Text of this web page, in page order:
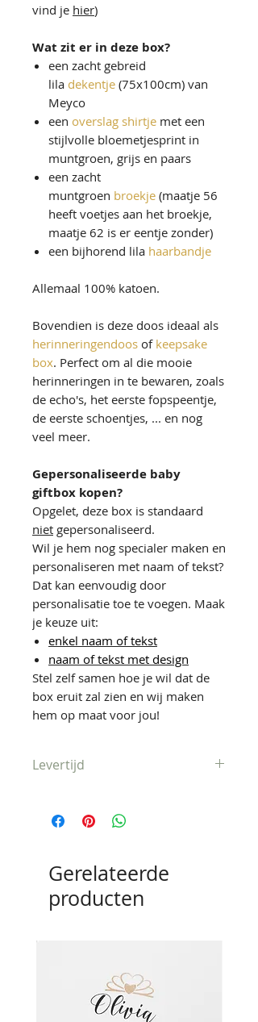
vind je hier)
Wat zit er in deze box?
een zacht gebreid
lila dekentje (75x100cm) van
Meyco
een overslag shirtje met een
stijlvolle bloemetjesprint in
muntgroen, grijs en paars
een zacht
muntgroen broekje (maatje 56
heeft voetjes aan het broekje,
maatje 62 is er eentje zonder)
een bijhorend lila haarbandje
Allemaal 100% katoen.
Bovendien is deze doos ideaal als
herinneringendoos of keepsake
box. Perfect om al die mooie
herinneringen in te bewaren, zoals
de echo's, het eerste fopspeentje,
de eerste schoentjes, ... en nog
veel meer.
Gepersonaliseerde baby
giftbox kopen?
Opgelet, deze box is standaard
niet gepersonaliseerd.
Wil je hem nog specialer maken en
personaliseren met naam of tekst?
Dat kan eenvoudig door
personalisatie toe te voegen. Maak
je keuze uit:
enkel naam of tekst
naam of tekst met design
Stel zelf samen hoe je wil dat de
box eruit zal zien en wij maken
hem op maat voor jou!
Levertijd
werkdagen
Gerelateerde
producten